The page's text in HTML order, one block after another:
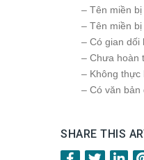
– Tên miền
– Tên miền
– Có gian dối
– Chưa hoàn
– Không thực
– Có văn bản
SHARE THIS